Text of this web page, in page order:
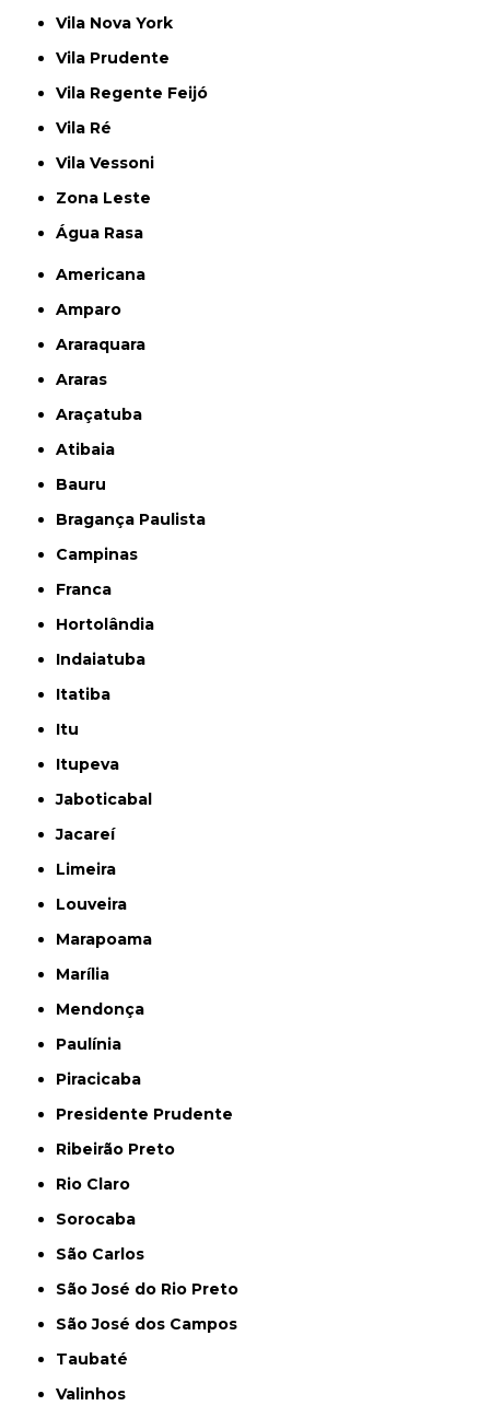
Vila Nova York
Vila Prudente
Vila Regente Feijó
Vila Ré
Vila Vessoni
Zona Leste
Água Rasa
Americana
Amparo
Araraquara
Araras
Araçatuba
Atibaia
Bauru
Bragança Paulista
Campinas
Franca
Hortolândia
Indaiatuba
Itatiba
Itu
Itupeva
Jaboticabal
Jacareí
Limeira
Louveira
Marapoama
Marília
Mendonça
Paulínia
Piracicaba
Presidente Prudente
Ribeirão Preto
Rio Claro
Sorocaba
São Carlos
São José do Rio Preto
São José dos Campos
Taubaté
Valinhos